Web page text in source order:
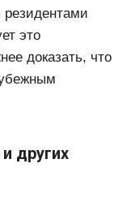
это
доказать, что
других